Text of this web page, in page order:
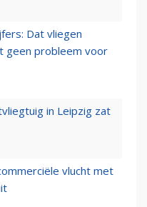
Dat vliegen
geen probleem voor
in Leipzig zat
vlucht met